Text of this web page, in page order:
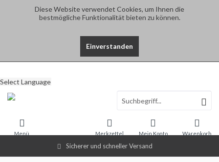
Diese Website verwendet Cookies, um Ihnen die
bestmögliche Funktionalität bieten zu können.
Einverstanden
Sicherer und schneller Versand
Select Language
Warenkorb
Merkzettel Mein Konto
Menü